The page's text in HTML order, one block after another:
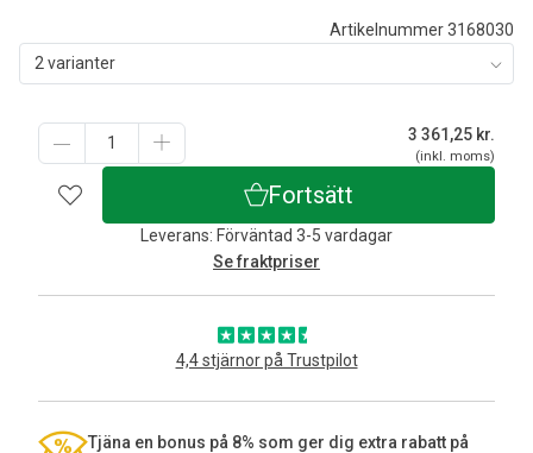
Artikelnummer 3168030
2 varianter
3 361,25 kr.
(inkl. moms)
Fortsätt
Leverans: Förväntad 3-5 vardagar
Se fraktpriser
4,4 stjärnor på Trustpilot
Tjäna en bonus på 8% som ger dig extra rabatt på